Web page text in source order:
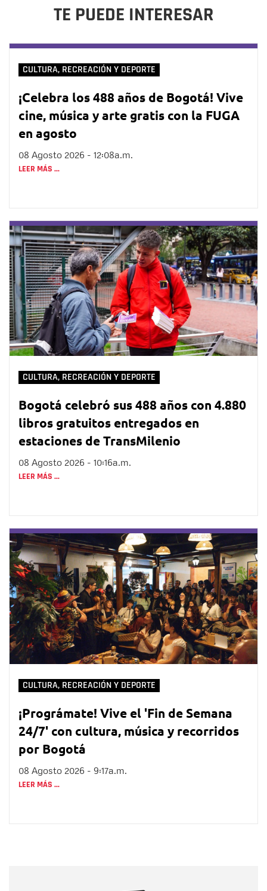
TE PUEDE INTERESAR
CULTURA, RECREACIÓN Y DEPORTE
¡Celebra los 488 años de Bogotá! Vive
cine, música y arte gratis con la FUGA
en agosto
08 Agosto 2026 - 12:08a.m.
LEER MÁS ...
CULTURA, RECREACIÓN Y DEPORTE
Bogotá celebró sus 488 años con 4.880
libros gratuitos entregados en
estaciones de TransMilenio
08 Agosto 2026 - 10:16a.m.
LEER MÁS ...
CULTURA, RECREACIÓN Y DEPORTE
¡Prográmate! Vive el 'Fin de Semana
24/7' con cultura, música y recorridos
por Bogotá
08 Agosto 2026 - 9:17a.m.
LEER MÁS ...